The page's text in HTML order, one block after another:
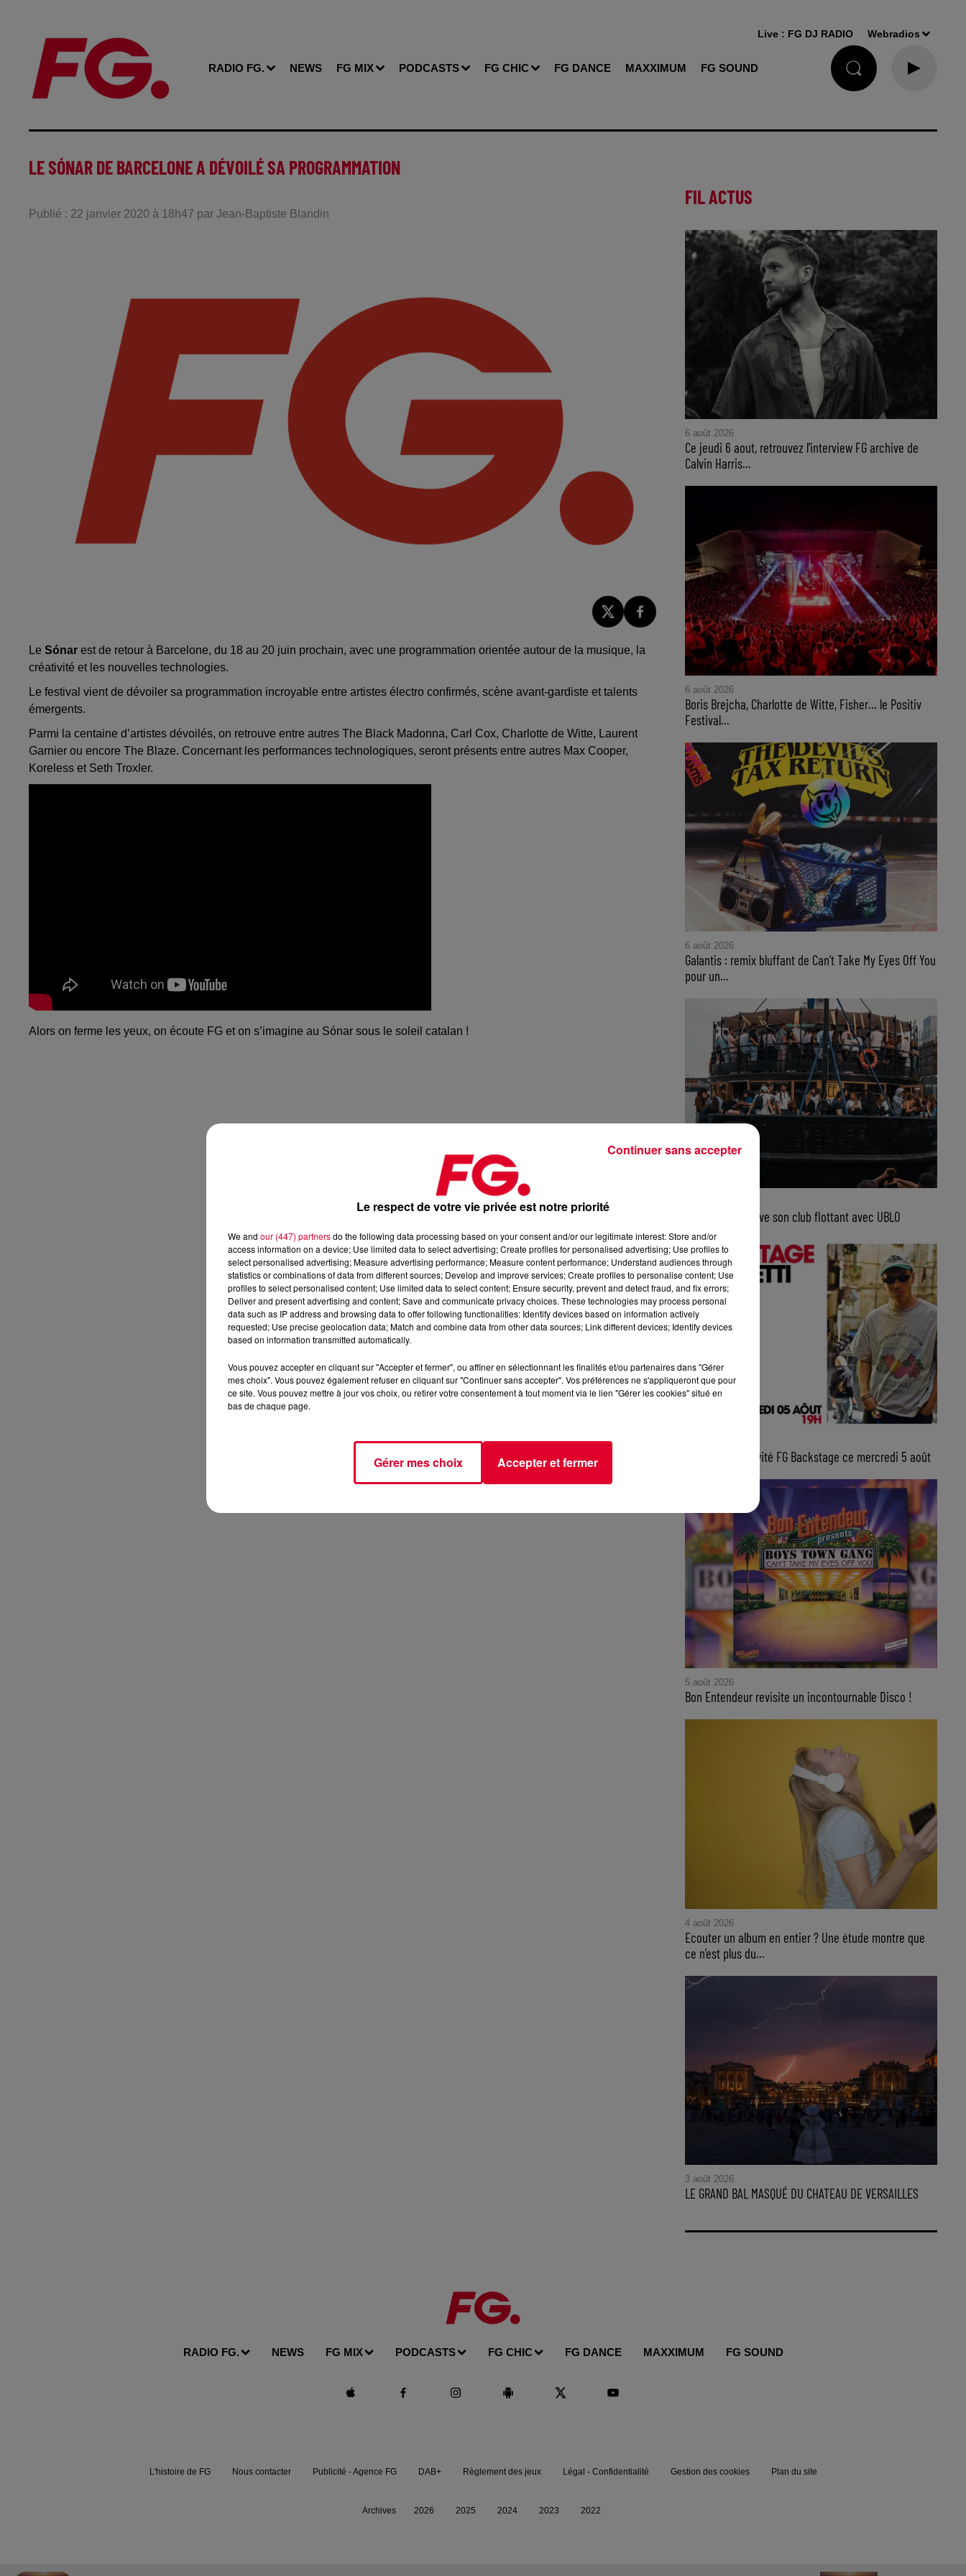
RADIO FG. NEWS FG MIX PODCASTS FG CHIC FG DANCE MAXXIMUM FG SOUND
Live : FG DJ RADIO Webradios
LE SÓNAR DE BARCELONE A DÉVOILÉ SA PROGRAMMATION
Publié : 22 janvier 2020 à 18h47 par Jean-Baptiste Blandin
Le Sónar est de retour à Barcelone, du 18 au 20 juin prochain, avec une programmation orientée autour de la musique, la
créativité et les nouvelles technologies.
Le festival vient de dévoiler sa programmation incroyable entre artistes électro confirmés, scène avant-gardiste et talents
émergents.
Parmi la centaine d’artistes dévoilés, on retrouve entre autres The Black Madonna, Carl Cox, Charlotte de Witte, Laurent
Garnier ou encore The Blaze. Concernant les performances technologiques, seront présents entre autres Max Cooper,
Koreless et Seth Troxler.
Alors on ferme les yeux, on écoute FG et on s’imagine au Sónar sous le soleil catalan !
FIL ACTUS
6 août 2026
Ce jeudi 6 aout, retrouvez l'interview FG archive de
Calvin Harris...
6 août 2026
Boris Brejcha, Charlotte de Witte, Fisher… le Positiv
Festival...
6 août 2026
Galantis : remix bluffant de Can’t Take My Eyes Off You
pour un...
Bordeaux retrouve son club flottant avec UBLO
Lucas Sketti, invité FG Backstage ce mercredi 5 août
5 août 2026
Bon Entendeur revisite un incontournable Disco !
4 août 2026
Ecouter un album en entier ? Une étude montre que
ce n’est plus du...
3 août 2026
LE GRAND BAL MASQUÉ DU CHATEAU DE VERSAILLES
RADIO FG. NEWS FG MIX PODCASTS FG CHIC FG DANCE MAXXIMUM FG SOUND
L'histoire de FG Nous contacter Publicité - Agence FG DAB+ Règlement des jeux Légal - Confidentialité Gestion des cookies Plan du site
Archives 2026 2025 2024 2023 2022
Le respect de votre vie privée est notre priorité
We and our (447) partnersdo the following data processing based on your consent and/or our legitimate interest: Store and/or
access information on a device; Use limited data to select advertising; Create profiles for personalised advertising; Use profiles to
select personalised advertising; Measure advertising performance; Measure content performance; Understand audiences through
statistics or combinations of data from different sources; Develop and improve services; Create profiles to personalise content; Use
profiles to select personalised content; Use limited data to select content; Ensure security, prevent and detect fraud, and fix errors;
Deliver and present advertising and content; Save and communicate privacy choices. These technologies may process personal
data such as IP address and browsing data to offer following functionalities: Identify devices based on information actively
requested; Use precise geolocation data; Match and combine data from other data sources; Link different devices; Identify devices
based on information transmitted automatically.
Vous pouvez accepter en cliquant sur "Accepter et fermer", ou affiner en sélectionnant les finalités et/ou partenaires dans "Gérer
mes choix". Vous pouvez également refuser en cliquant sur "Continuer sans accepter". Vos préférences ne s'appliqueront que pour
ce site. Vous pouvez mettre à jour vos choix, ou retirer votre consentement à tout moment via le lien "Gérer les cookies" situé en
bas de chaque page.
Gérer mes choix Accepter et fermer
Continuer sans accepter